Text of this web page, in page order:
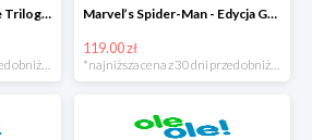
Crash Bandicoot N. Sane Trilogy PS4 taniej o 40zł
*najniższa cena z 30 dni przed obniżką
Marvel’s Spider-Man - Edycja GOTY PS4 tanie o 70zł
119.00 zł
*najniższa cena z 30 dni przed obniżką